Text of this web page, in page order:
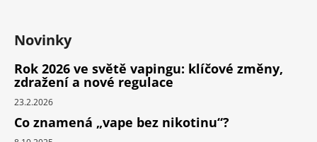
Novinky
Rok 2026 ve světě vapingu: klíčové změny,
zdražení a nové regulace
23.2.2026
Co znamená „vape bez nikotinu“?